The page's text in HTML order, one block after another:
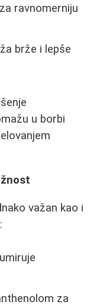
ravnomerniju
brže i lepše
u borbi
važan kao i
za